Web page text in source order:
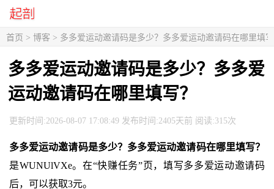
首页 > 博客 > 多多爱运动邀请码是多少？多多爱运动邀请码在哪里填
多多爱运动邀请码是多少？多多爱
运动邀请码在哪里填写？
更新时间:2026-08-07 17:08:49 发布时间:2405天前 阅读:315次
多多爱运动邀请码是多少？多多爱运动邀请码在哪里填写？
是WUNUlVXe。在“快赚任务”页，填写多多爱运动邀请码
后，可以获取3元。